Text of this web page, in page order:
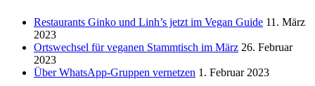
Restaurants Ginko und Linh’s jetzt im Vegan Guide 11. März
2023
Ortswechsel für veganen Stammtisch im März 26. Februar
2023
Über WhatsApp-Gruppen vernetzen 1. Februar 2023